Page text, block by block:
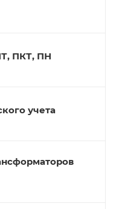
ПКТ, ПН
учета